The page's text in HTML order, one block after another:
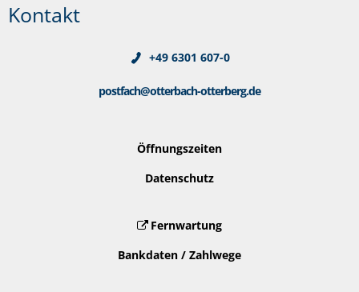
Kontakt
+49 6301 607-0
postfach@otterbach-otterberg.de
Öffnungszeiten
Datenschutz
Fernwartung
Bankdaten / Zahlwege